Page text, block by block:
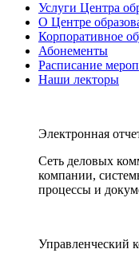
Услуги Центра
О Центре
Корпоративное
Абонементы
Расписание
Наши лекторы
Электронная
Сеть деловых
компании,
процессы и
Управленческий